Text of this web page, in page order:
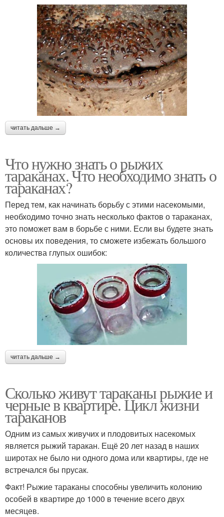
читать дальше →
Что нужно знать о рыжих
тараканах. Что необходимо знать о
тараканах?
Перед тем, как начинать борьбу с этими насекомыми,
необходимо точно знать несколько фактов о тараканах,
это поможет вам в борьбе с ними. Если вы будете знать
основы их поведения, то сможете избежать большого
количества глупых ошибок:
читать дальше →
Сколько живут тараканы рыжие и
черные в квартире. Цикл жизни
тараканов
Одним из самых живучих и плодовитых насекомых
является рыжий таракан. Ещё 20 лет назад в наших
широтах не было ни одного дома или квартиры, где не
встречался бы прусак.
Факт! Рыжие тараканы способны увеличить колонию
особей в квартире до 1000 в течение всего двух
месяцев.